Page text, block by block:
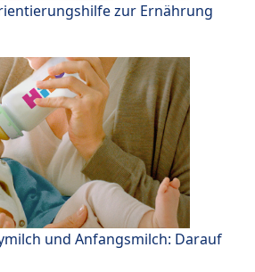
zur Ernährung
und Anfangsmilch: Darauf